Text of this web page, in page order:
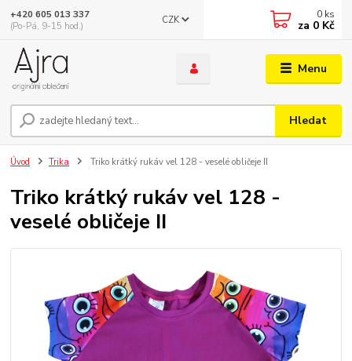
Menu
CZK
Hledat
+420 605 013 337
(Po-Pá, 9-15 hod.)
0 ks
za 0 Kč
Úvod Trika Triko krátký rukáv vel 128 - veselé obličeje II
Triko krátký rukáv vel 128 -
veselé obličeje II